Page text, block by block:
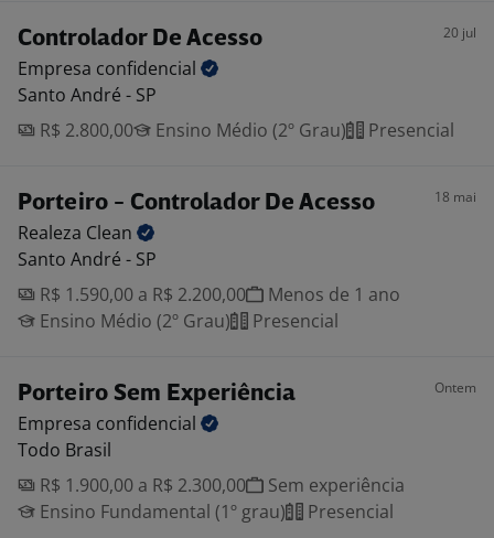
Controlador De Acesso 20 jul
Empresa confidencial
Santo André - SP
R$ 2.800,00
Ensino Médio (2º Grau) Presencial
Porteiro - Controlador De Acesso 18 mai
Realeza Clean
Santo André - SP
R$ 1.590,00 a R$ 2.200,00
Menos de 1 ano
Ensino Médio (2º Grau)
Presencial
Porteiro Sem Experiência Ontem
Empresa confidencial
Todo Brasil
R$ 1.900,00 a R$ 2.300,00
Sem experiência
Ensino Fundamental (1º grau)
Presencial